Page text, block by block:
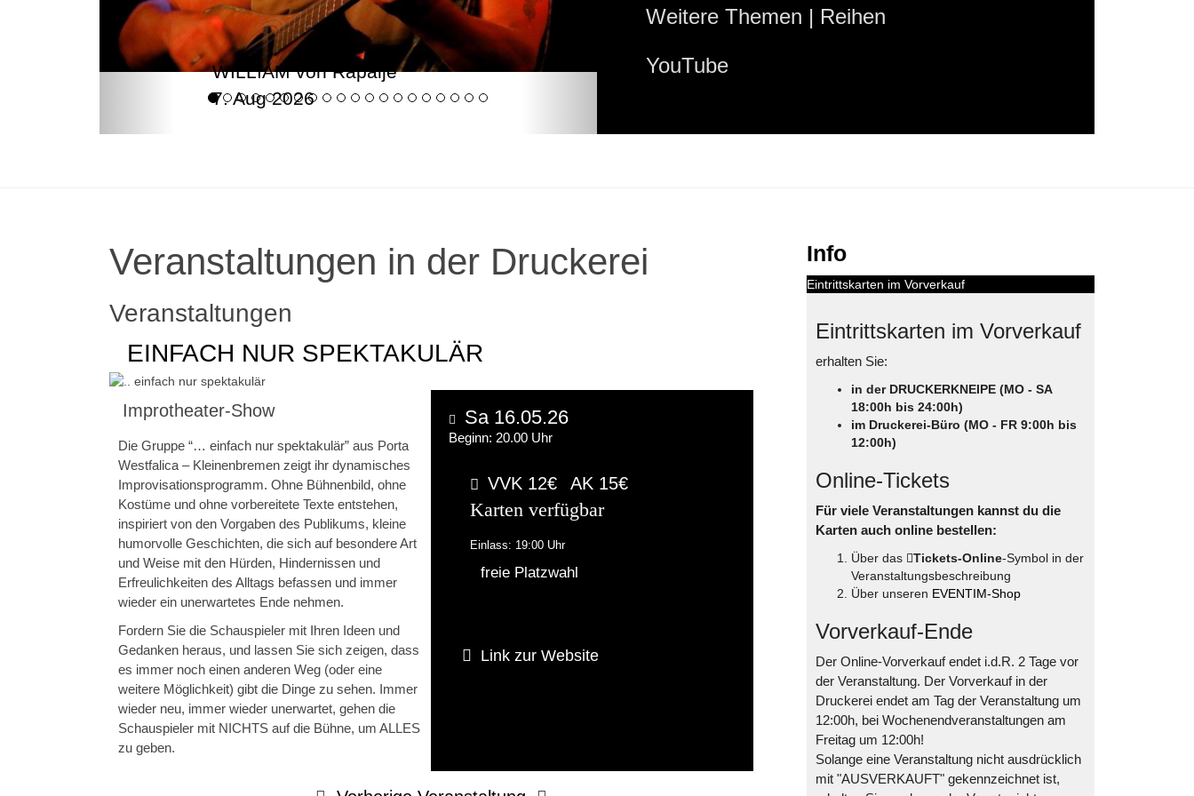
WILLIAM von Rapalje
7. Aug 2026
Weitere Themen | Reihen
YouTube
Veranstaltungen in der Druckerei
Veranstaltungen
EINFACH NUR SPEKTAKULÄR
Improtheater-Show
Die Gruppe “… einfach nur spektakulär” aus Porta
Westfalica – Kleinenbremen zeigt ihr dynamisches
Improvisationsprogramm. Ohne Bühnenbild, ohne
Kostüme und ohne vorbereitete Texte entstehen,
inspiriert von den Vorgaben des Publikums, kleine
humorvolle Geschichten, die sich auf besondere Art
und Weise mit den Hürden, Hindernissen und
Erfreulichkeiten des Alltags befassen und immer
wieder ein unerwartetes Ende nehmen.
Fordern Sie die Schauspieler mit Ihren Ideen und
Gedanken heraus, und lassen Sie sich zeigen, dass
es immer noch einen anderen Weg (oder eine
weitere Möglichkeit) gibt die Dinge zu sehen. Immer
wieder neu, immer wieder unerwartet, gehen die
Schauspieler mit NICHTS auf die Bühne, um ALLES
zu geben.
Sa 16.05.26
Beginn: 20.00 Uhr
VVK 12€ AK 15€
Karten verfügbar
Einlass: 19:00 Uhr
freie Platzwahl
Link zur Website
Info
Eintrittskarten im Vorverkauf
Eintrittskarten im Vorverkauf
erhalten Sie:
in der DRUCKERKNEIPE (MO - SA
18:00h bis 24:00h)
im Druckerei-Büro (MO - FR 9:00h bis
12:00h)
Online-Tickets
Für viele Veranstaltungen kannst du die
Karten auch online bestellen:
Über das Tickets-Online-Symbol in der
Veranstaltungsbeschreibung
Über unseren EVENTIM-Shop
Vorverkauf-Ende
Der Online-Vorverkauf endet i.d.R. 2 Tage vor
der Veranstaltung. Der Vorverkauf in der
Druckerei endet am Tag der Veranstaltung um
12:00h, bei Wochenendveranstaltungen am
Freitag um 12:00h!
Solange eine Veranstaltung nicht ausdrücklich
mit "AUSVERKAUFT" gekennzeichnet ist,